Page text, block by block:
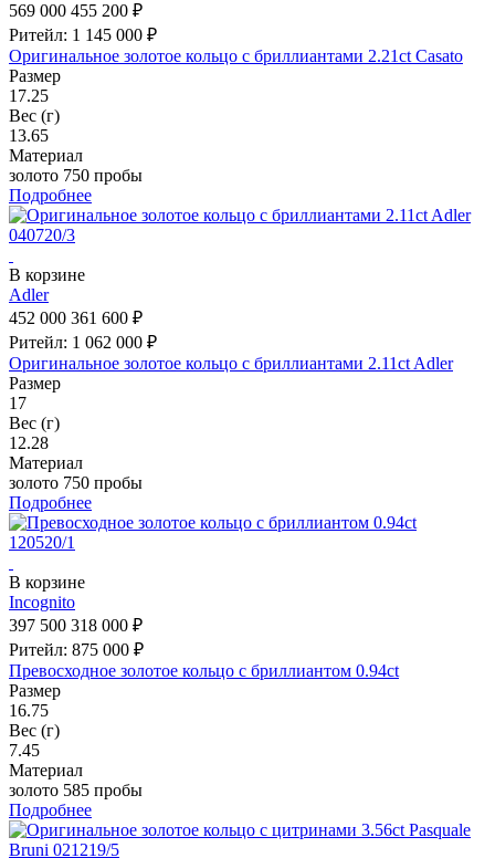
569 000 455 200 ₽
Ритейл: 1 145 000 ₽
Оригинальное золотое кольцо с бриллиантами 2.21ct Casato
Размер
17.25
Вес (г)
13.65
Материал
золото 750 пробы
Подробнее
В корзине
Adler
452 000 361 600 ₽
Ритейл: 1 062 000 ₽
Оригинальное золотое кольцо с бриллиантами 2.11ct Adler
Размер
17
Вес (г)
12.28
Материал
золото 750 пробы
Подробнее
В корзине
Incognito
397 500 318 000 ₽
Ритейл: 875 000 ₽
Превосходное золотое кольцо с бриллиантом 0.94ct
Размер
16.75
Вес (г)
7.45
Материал
золото 585 пробы
Подробнее